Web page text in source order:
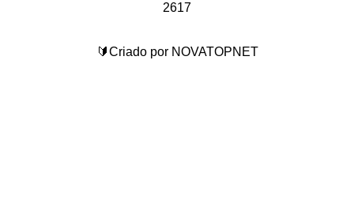
2617
🔰Criado por NOVATOPNET